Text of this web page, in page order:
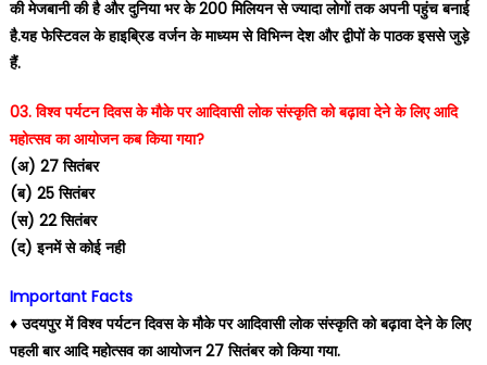
की मेजबानी की है और दुनिया भर के 200 मिलियन से ज्यादा लोगों तक अपनी पहुंच बनाई
है.यह फेस्टिवल के हाइब्रिड वर्जन के माध्यम से विभिन्न देश और द्वीपों के पाठक इससे जुड़े
हैं.
03. विश्व पर्यटन दिवस के मौके पर आदिवासी लोक संस्कृति को बढ़ावा देने के लिए आदि
महोत्सव का आयोजन कब किया गया?
(अ) 27 सितंबर
(ब) 25 सितंबर
(स) 22 सितंबर
(द) इनमें से कोई नही
Important Facts
♦️ उदयपुर में विश्व पर्यटन दिवस के मौके पर आदिवासी लोक संस्कृति को बढ़ावा देने के लिए
पहली बार आदि महोत्सव का आयोजन 27 सितंबर को किया गया.